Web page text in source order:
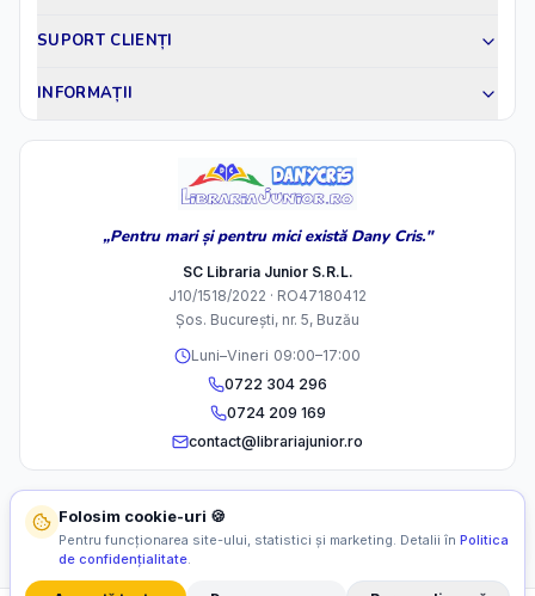
SUPORT CLIENȚI
INFORMAȚII
„Pentru mari și pentru mici există Dany Cris."
SC Libraria Junior S.R.L.
J10/1518/2022 · RO47180412
Șos. București, nr. 5, Buzău
Luni–Vineri 09:00–17:00
0722 304 296
0724 209 169
contact@librariajunior.ro
Folosim cookie-uri 🍪
Pentru funcționarea site-ului, statistici și marketing. Detalii în Politica
de confidențialitate.